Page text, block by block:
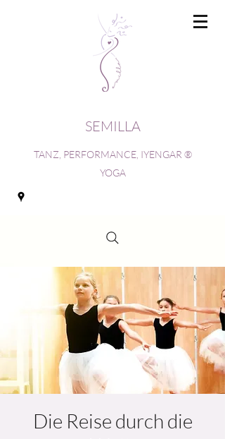
SEMILLA
TANZ, PERFORMANCE, IYENGAR ®
YOGA
Die Reise durch die